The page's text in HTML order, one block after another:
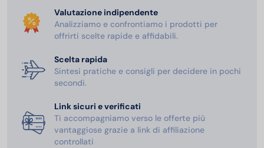
Valutazione indipendente
Analizziamo e confrontiamo i prodotti per
offrirti scelte rapide e affidabili.
Scelta rapida
Sintesi pratiche e consigli per decidere in pochi
secondi.
Link sicuri e verificati
Ti accompagniamo verso le offerte più
vantaggiose grazie a link di affiliazione
controllati